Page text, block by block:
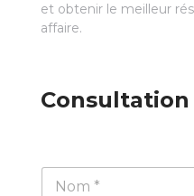
et obtenir le meilleur
affaire.
N